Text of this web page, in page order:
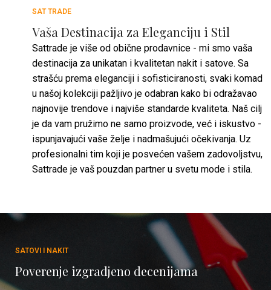
SAT TRADE
Vaša Destinacija za Eleganciju i Stil
Sattrade je više od obične prodavnice - mi smo vaša
destinacija za unikatan i kvalitetan nakit i satove. Sa
strašću prema eleganciji i sofisticiranosti, svaki komad
u našoj kolekciji pažljivo je odabran kako bi odražavao
najnovije trendove i najviše standarde kvaliteta. Naš cilj
je da vam pružimo ne samo proizvode, već i iskustvo -
ispunjavajući vaše želje i nadmašujući očekivanja. Uz
profesionalni tim koji je posvećen vašem zadovoljstvu,
Sattrade je vaš pouzdan partner u svetu mode i stila.
SATOVI I NAKIT
Poverenje izgradjeno decenijama